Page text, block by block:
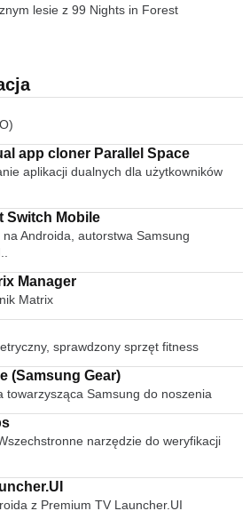
lesie z 99 Nights in Forest
Parallel App -Dual app cloner Parallel Space
aplikacji dualnych dla użytkowników
Switch Mobile
Androida, autorstwa Samsung
Manager
Matrix
sprawdzony sprzęt fitness
(Samsung Gear)
towarzysząca Samsung do noszenia
narzędzie do weryfikacji
z Premium TV Launcher.UI